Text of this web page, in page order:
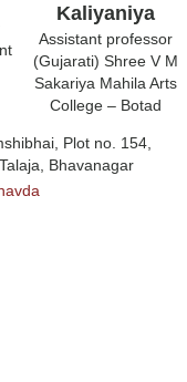
Kaliyaniya
Assistant professor
(Gujarati) Shree V M
Sakariya Mahila Arts
College – Botad
Plot no. 154,
Bhavanagar